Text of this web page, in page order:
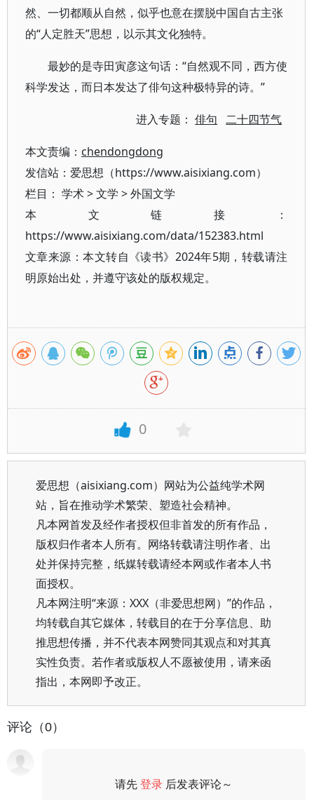
然、一切都顺从自然，似乎也意在摆脱中国自古主张
的“人定胜天”思想，以示其文化独特。
最妙的是寺田寅彦这句话：“自然观不同，西方使
科学发达，而日本发达了俳句这种极特异的诗。”
进入专题：俳句 二十四节气
本文责编： chendongdong
发信站：爱思想（https://www.aisixiang.com）
栏目： 学术>文学 >外国文学
本文链接：
https://www.aisixiang.com/data/152383.html
文章来源：本文转自《读书》2024年5期，转载请注
明原始出处，并遵守该处的版权规定。
0
爱思想（aisixiang.com）网站为公益纯学术网
站，旨在推动学术繁荣、塑造社会精神。
凡本网首发及经作者授权但非首发的所有作品，
版权归作者本人所有。网络转载请注明作者、出
处并保持完整，纸媒转载请经本网或作者本人书
面授权。
凡本网注明“来源：XXX（非爱思想网）”的作品，
均转载自其它媒体，转载目的在于分享信息、助
推思想传播，并不代表本网赞同其观点和对其真
实性负责。若作者或版权人不愿被使用，请来函
指出，本网即予改正。
评论（0）
请先登录 后发表评论～